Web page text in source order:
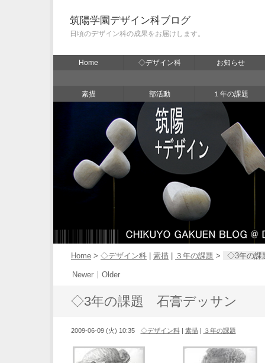
筑陽学園デザイン科ブログ
日頃のデザイン科の成果をお届けします。
Home ◇デザイン科 お知らせ
素描 部活動 １年の課題
Home > ◇デザイン科 素描 ３年の課題 > ◇3年の課
Newer Older
◇3年の課題 石膏デッサン
2009-06-09 (火) 10:35 ◇デザイン科| 素描| ３年の課題